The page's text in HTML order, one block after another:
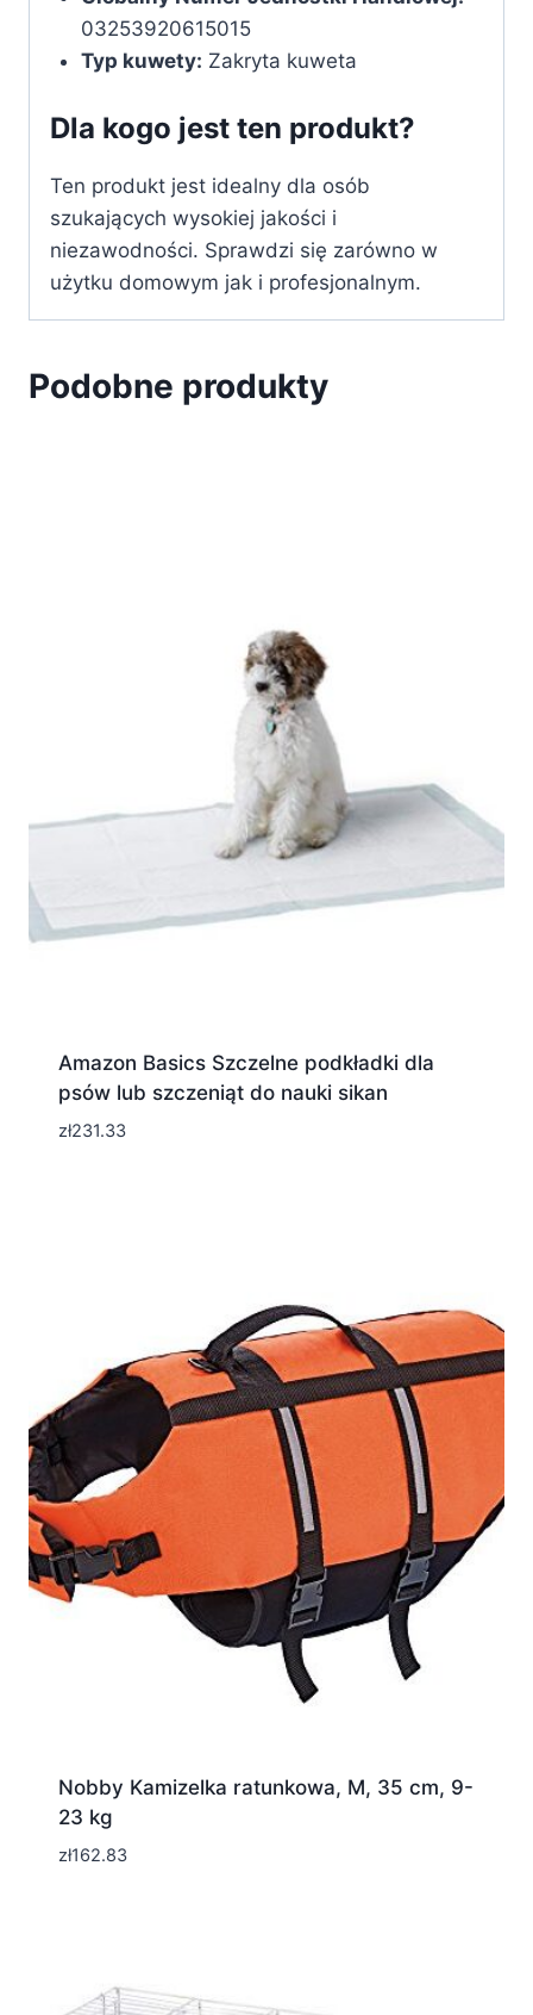
03253920615015
Typ kuwety: Zakryta kuweta
Dla kogo jest ten produkt?
Ten produkt jest idealny dla osób
szukających wysokiej jakości i
niezawodności. Sprawdzi się zarówno w
użytku domowym jak i profesjonalnym.
Podobne produkty
Amazon Basics Szczelne podkładki dla
psów lub szczeniąt do nauki sikan
zł231.33
Nobby Kamizelka ratunkowa, M, 35 cm, 9-
23 kg
zł162.83